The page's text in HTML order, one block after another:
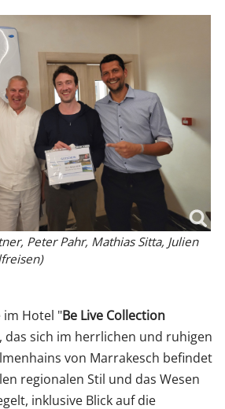
Peter Pahr, Mathias Sitta, Julien
Hotel "Be Live Collection
das sich im herrlichen und ruhigen
von Marrakesch befindet
regionalen Stil und das Wesen
inklusive Blick auf die